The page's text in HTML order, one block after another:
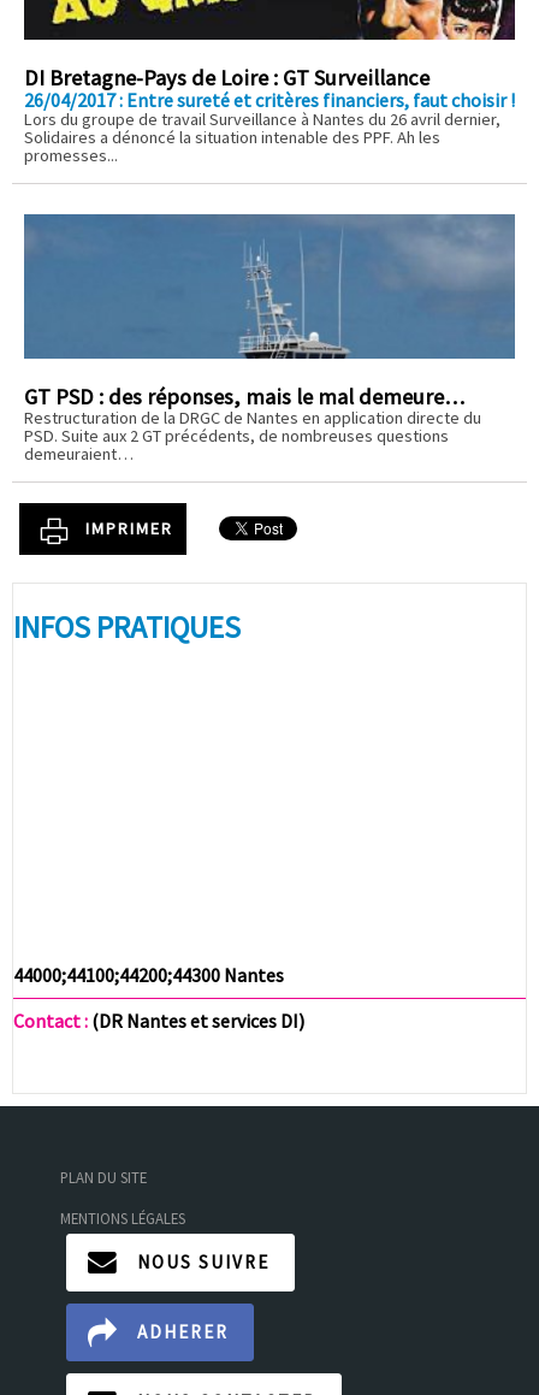
DI Bretagne-Pays de Loire : GT Surveillance
26/04/2017 : Entre sureté et critères financiers, faut choisir !
Lors du groupe de travail Surveillance à Nantes du 26 avril dernier,
Solidaires a dénoncé la situation intenable des PPF. Ah les
promesses...
GT PSD : des réponses, mais le mal demeure…
Restructuration de la DRGC de Nantes en application directe du
PSD. Suite aux 2 GT précédents, de nombreuses questions
demeuraient…
IMPRIMER
INFOS PRATIQUES
44000;44100;44200;44300 Nantes
Contact : (DR Nantes et services DI)
PLAN DU SITE
MENTIONS LÉGALES
NOUS SUIVRE
ADHERER